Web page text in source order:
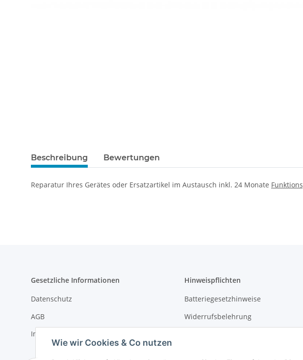
Wie wir Cookies & Co nutzen
Beschreibung Bewertungen
Reparatur Ihres Gerätes oder Ersatzartikel im Austausch inkl. 24 Monate
Gesetzliche Informationen
Datenschutz
AGB
Impressum
Hinweispflichten
Batteriegesetzhinweise
Widerrufsbelehrung